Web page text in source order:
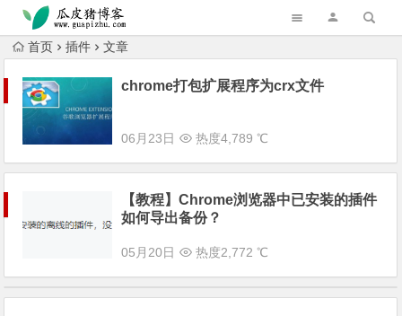
跳转到主内容
首页 插件 文章
chrome打包扩展程序为crx文件
06月23日 热度4,789 ℃
【教程】Chrome浏览器中已安装的插件
如何导出备份？
05月20日 热度2,772 ℃